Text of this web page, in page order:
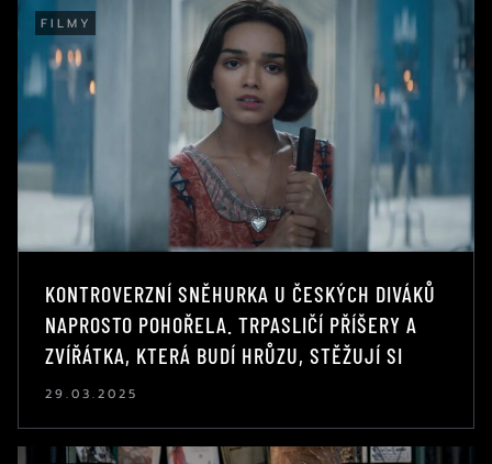
FILMY
KONTROVERZNÍ SNĚHURKA U ČESKÝCH DIVÁKŮ
NAPROSTO POHOŘELA. TRPASLIČÍ PŘÍŠERY A
ZVÍŘÁTKA, KTERÁ BUDÍ HRŮZU, STĚŽUJÍ SI
29.03.2025